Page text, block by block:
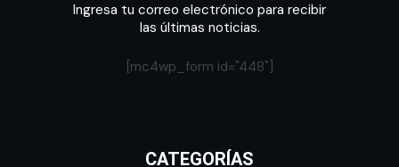
Ingresa tu correo electrónico para recibir
las últimas noticias.
[mc4wp_form id="448"]
CATEGORÍAS